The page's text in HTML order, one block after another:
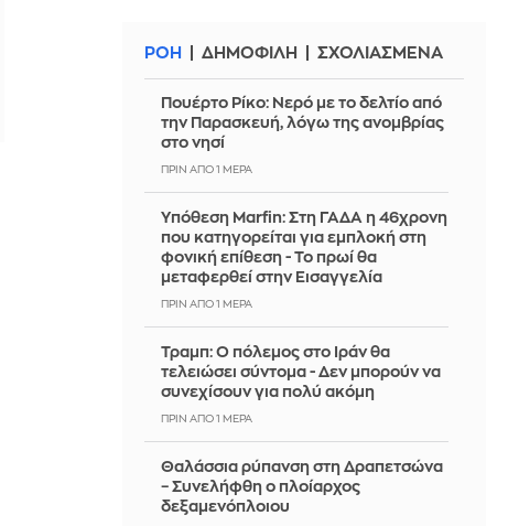
ΡΟΗ ΔΗΜΟΦΙΛΗ ΣΧΟΛΙΑΣΜΕΝΑ
Πουέρτο Ρίκο: Νερό με το δελτίο από
την Παρασκευή, λόγω της ανομβρίας
στο νησί
ΠΡΙΝ ΑΠΌ 1 ΜΈΡΑ
Υπόθεση Marfin: Στη ΓΑΔΑ η 46χρονη
που κατηγορείται για εμπλοκή στη
φονική επίθεση - Το πρωί θα
μεταφερθεί στην Εισαγγελία
ΠΡΙΝ ΑΠΌ 1 ΜΈΡΑ
Τραμπ: Ο πόλεμος στο Ιράν θα
τελειώσει σύντομα - Δεν μπορούν να
συνεχίσουν για πολύ ακόμη
ΠΡΙΝ ΑΠΌ 1 ΜΈΡΑ
Θαλάσσια ρύπανση στη Δραπετσώνα
– Συνελήφθη ο πλοίαρχος
δεξαμενόπλοιου